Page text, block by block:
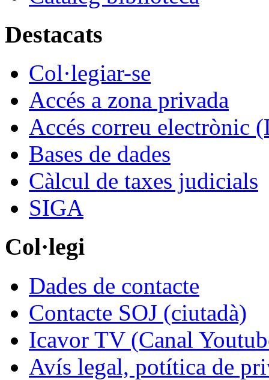
Destacats
Col·legiar-se
Accés a zona privada
Accés correu electrònic
Bases de dades
Càlcul de taxes judicials
SIGA
Col·legi
Dades de contacte
Contacte SOJ (ciutadà)
Icavor TV (Canal
Avís legal, potítica de